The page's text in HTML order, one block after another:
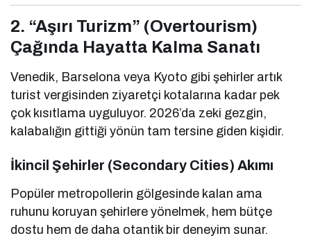
2. “Aşırı Turizm” (Overtourism)
Çağında Hayatta Kalma Sanatı
Venedik, Barselona veya Kyoto gibi şehirler artık
turist vergisinden ziyaretçi kotalarına kadar pek
çok kısıtlama uyguluyor. 2026’da zeki gezgin,
kalabalığın gittiği yönün tam tersine giden kişidir.
İkincil Şehirler (Secondary Cities) Akımı
Popüler metropollerin gölgesinde kalan ama
ruhunu koruyan şehirlere yönelmek, hem bütçe
dostu hem de daha otantik bir deneyim sunar.